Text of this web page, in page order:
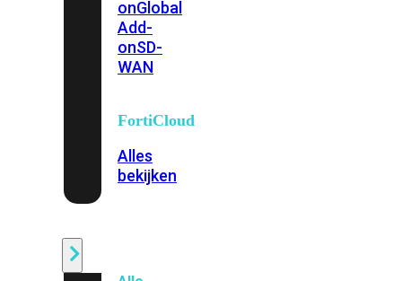
onGlobal
Add-
onSD-
WAN
FortiCloud
Alles
bekijken